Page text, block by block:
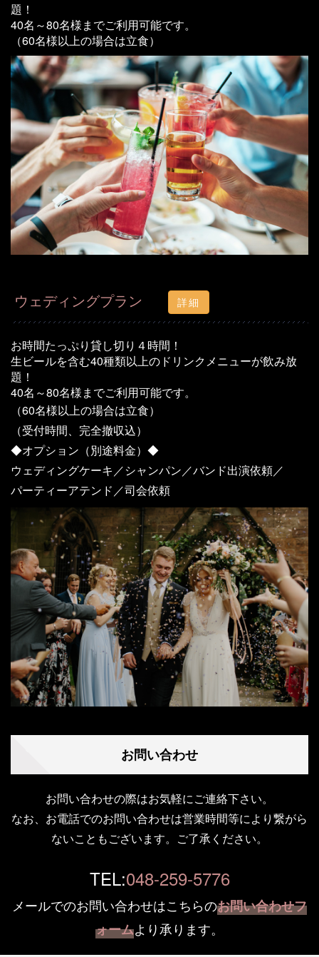
題！
40名～80名様までご利用可能です。
（60名様以上の場合は立食）
ウェディングプラン 詳細
お時間たっぷり貸し切り４時間！
生ビールを含む40種類以上のドリンクメニューが飲み放
題！
40名～80名様までご利用可能です。
（60名様以上の場合は立食）
（受付時間、完全撤収込）
◆オプション（別途料金）◆
ウェディングケーキ／シャンパン／バンド出演依頼／
パーティーアテンド／司会依頼
お問い合わせ
お問い合わせの際はお気軽にご連絡下さい。
なお、お電話でのお問い合わせは営業時間等により繋がら
ないこともございます。ご了承ください。
TEL:048-259-5776
メールでのお問い合わせはこちらのお問い合わせフ
ォームより承ります。